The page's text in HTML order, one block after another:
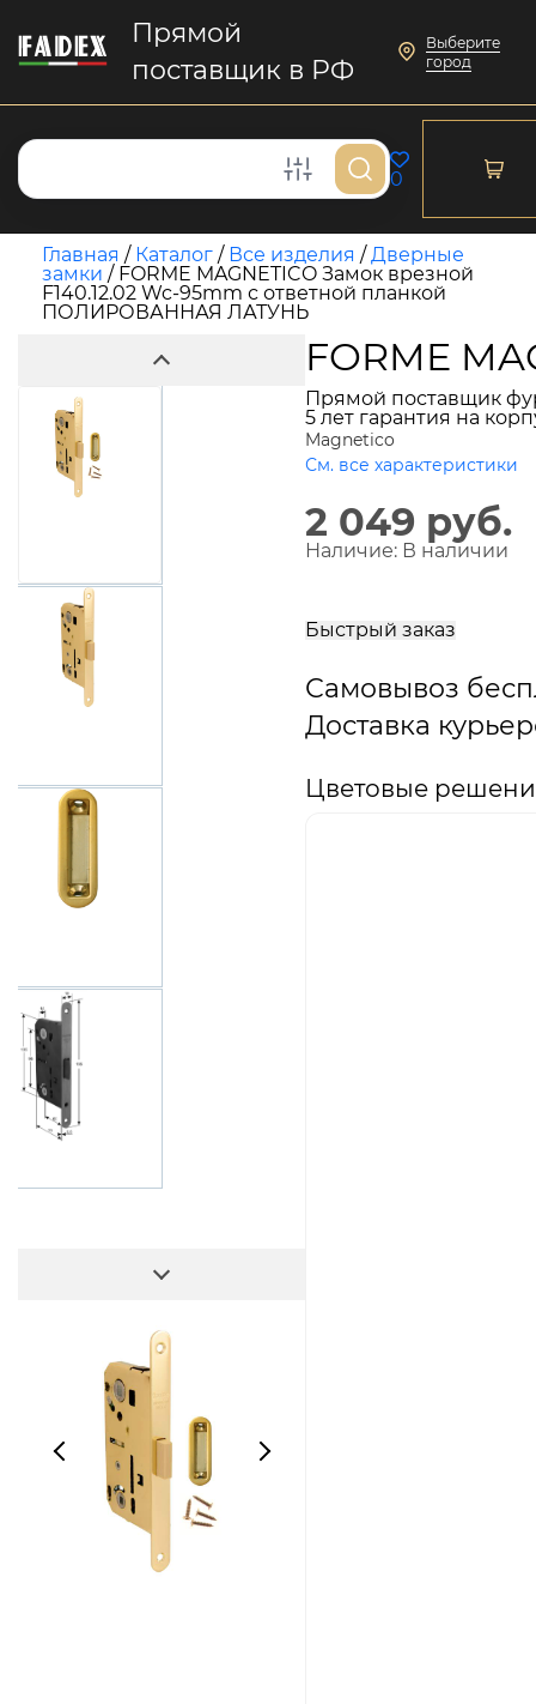
Прямой
поставщик в РФ
Выберите
город
0
Главная / Каталог / Все изделия /Дверные
замки / FORME MAGNETICO Замок врезной
F140.12.02 Wc-95mm с ответной планкой
ПОЛИРОВАННАЯ ЛАТУНЬ
FORME
Прямой поставщик
5 лет гарантия на
Magnetico
См. все характеристики
2 049 руб.
Наличие: В наличии
Быстрый заказ
Самовывоз
Доставка
Цветовые